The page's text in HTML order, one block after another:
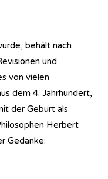
behält nach
und
von vielen
dem 4. Jahrhundert,
der Geburt als
Herbert
Gedanke: